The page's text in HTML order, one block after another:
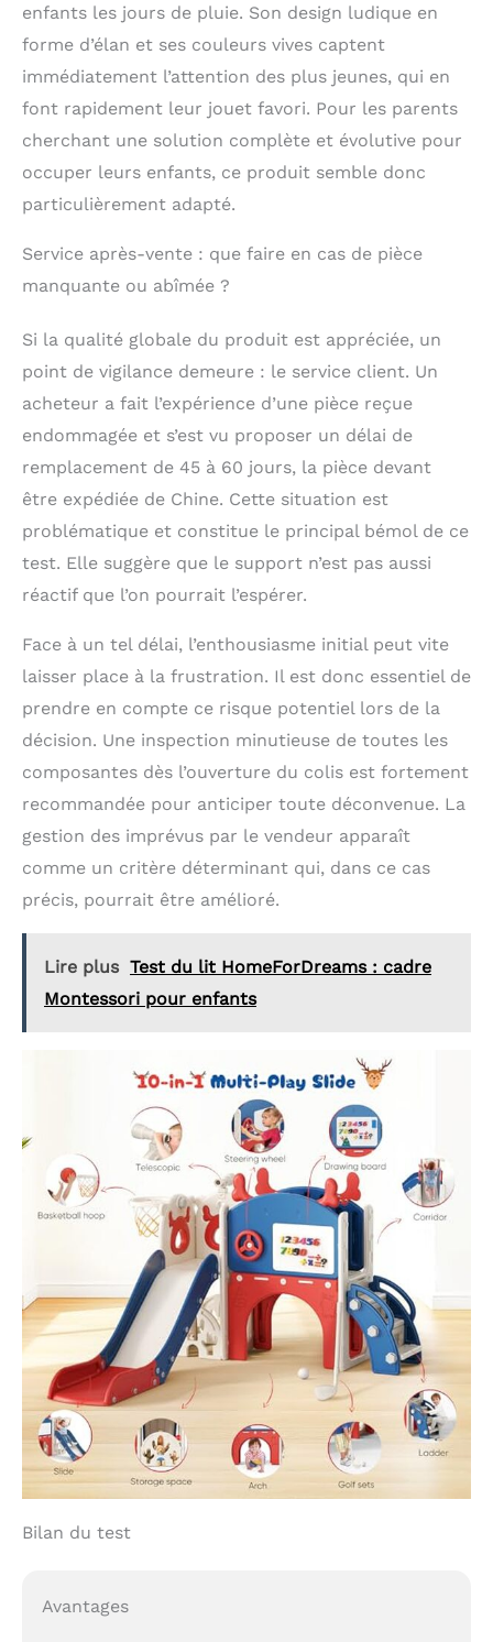
pour les familles avec
plusieurs enfants.
enfants les jours de pluie. Son design ludique en
forme d’élan et ses couleurs vives captent
immédiatement l’attention des plus jeunes, qui en
font rapidement leur jouet favori. Pour les parents
cherchant une solution complète et évolutive pour
occuper leurs enfants, ce produit semble donc
particulièrement adapté.
Service après-vente : que faire en cas de pièce
manquante ou abîmée ?
Si la qualité globale du produit est appréciée, un
point de vigilance demeure : le service client. Un
acheteur a fait l’expérience d’une pièce reçue
endommagée et s’est vu proposer un délai de
remplacement de 45 à 60 jours, la pièce devant
être expédiée de Chine. Cette situation est
problématique et constitue le principal bémol de ce
test. Elle suggère que le support n’est pas aussi
réactif que l’on pourrait l’espérer.
Face à un tel délai, l’enthousiasme initial peut vite
laisser place à la frustration. Il est donc essentiel de
prendre en compte ce risque potentiel lors de la
décision. Une inspection minutieuse de toutes les
composantes dès l’ouverture du colis est fortement
recommandée pour anticiper toute déconvenue. La
gestion des imprévus par le vendeur apparaît
comme un critère déterminant qui, dans ce cas
précis, pourrait être amélioré.
Lire plus Test du lit HomeForDreams : cadre
Montessori pour enfants
Bilan du test
Avantages